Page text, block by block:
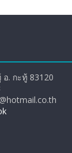
อ. กะทู้ 83120